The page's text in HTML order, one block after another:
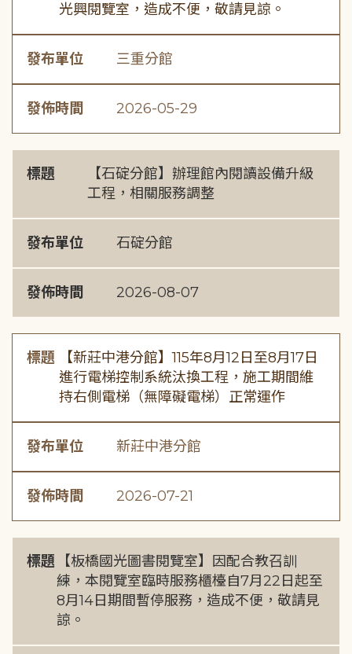
光興閱覽室，造成不便，敬請見諒。
發布單位 三重分館
發佈時間 2026-05-29
標題
【石碇分館】辦理館內閱讀設備升級
工程，相關服務調整
發布單位 石碇分館
發佈時間 2026-08-07
標題
【新莊中港分館】115年8月12日至8月17日
進行電梯控制系統汰換工程，施工期間維
持右側電梯（無障礙電梯）正常運作
發布單位 新莊中港分館
發佈時間 2026-07-21
標題
【板橋國光圖書閱覽室】因配合教召訓
練，本閱覽室臨時服務櫃檯自7月22日起至
8月14日期間暫停服務，造成不便，敬請見
諒。